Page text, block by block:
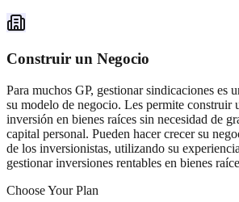
Construir un Negocio
Para muchos GP, gestionar sindicaciones es
su modelo de negocio. Les permite construir
inversión en bienes raíces sin necesidad de
capital personal. Pueden hacer crecer su
de los inversionistas, utilizando su
gestionar inversiones rentables en bienes
Choose Your Plan